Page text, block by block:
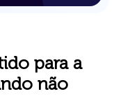
para a
não